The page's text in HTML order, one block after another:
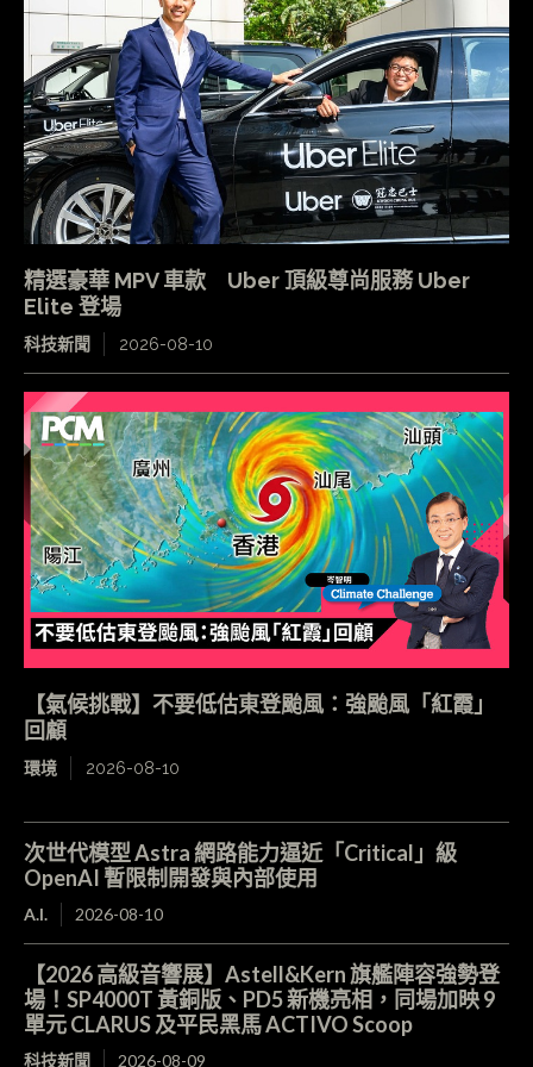
精選豪華 MPV 車款 Uber 頂級尊尚服務 Uber
Elite 登場
科技新聞 2026-08-10
【氣候挑戰】不要低估東登颱風：強颱風「紅霞」
回顧
環境 2026-08-10
次世代模型 Astra 網路能力逼近「Critical」級
OpenAI 暫限制開發與內部使用
A.I. 2026-08-10
【2026 高級音響展】Astell&Kern 旗艦陣容強勢登
場！SP4000T 黃銅版、PD5 新機亮相，同場加映 9
單元 CLARUS 及平民黑馬 ACTIVO Scoop
科技新聞 2026-08-09